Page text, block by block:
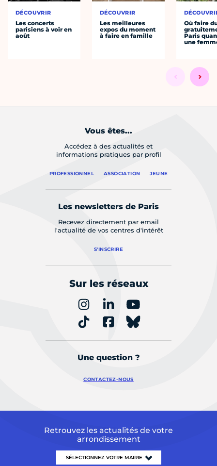
DÉCOUVRIR
Les concerts
parisiens à voir en
août
DÉCOUVRIR
Les meilleures
expos du moment
à faire en famille
Où faire
Paris
une
Vous êtes...
Accédez à des actualités et
informations pratiques par profil
PROFESSIONNEL ASSOCIATION JEUNE
Les newsletters de Paris
Recevez directement par email
l'actualité de vos centres d'intérêt
S'INSCRIRE
Sur les réseaux
Une question ?
CONTACTEZ-NOUS
Retrouvez les actualités de votre
arrondissement